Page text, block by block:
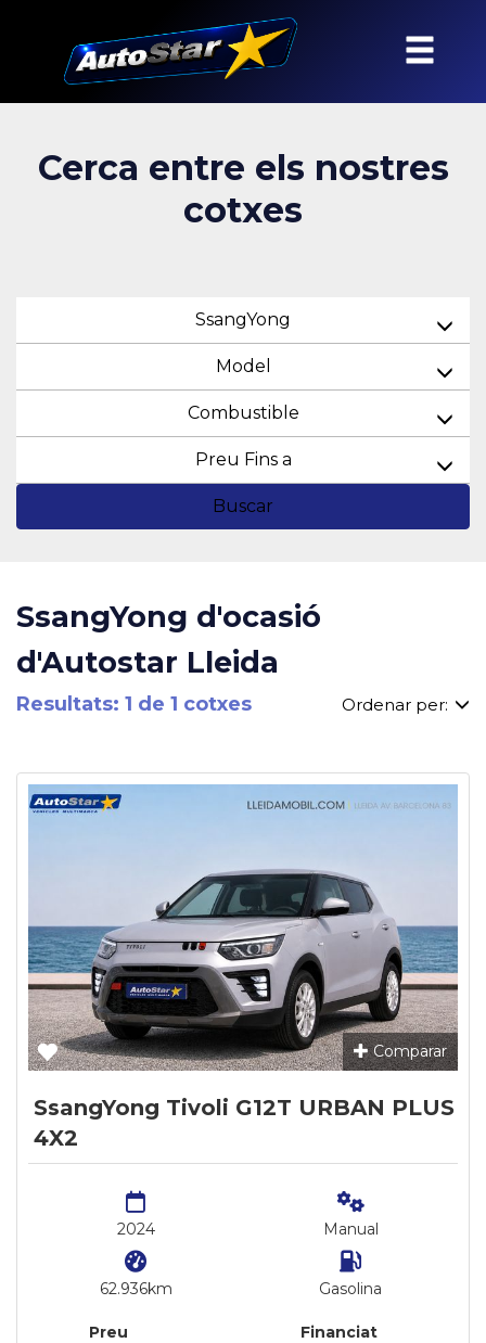
Cerca entre els nostres
cotxes
SsangYong
Model
Combustible
Preu Fins a
Buscar
SsangYong d'ocasió
d'Autostar Lleida
Resultats: 1 de 1 cotxes Ordenar per:
Comparar
SsangYong Tivoli G12T URBAN PLUS
4X2
2024
62.936km
Manual
Gasolina
Preu Financiat